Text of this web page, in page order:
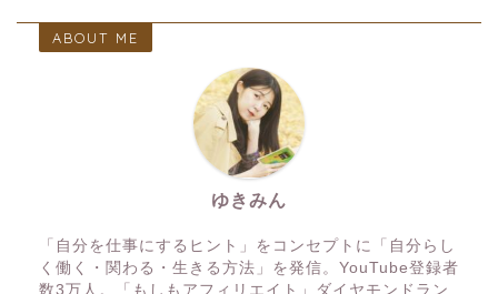
ABOUT ME
ゆきみん
「自分を仕事にするヒント」をコンセプトに「自分らし
く働く・関わる・生きる方法」を発信。YouTube登録者
数3万人。「もしもアフィリエイト」ダイヤモンドラン